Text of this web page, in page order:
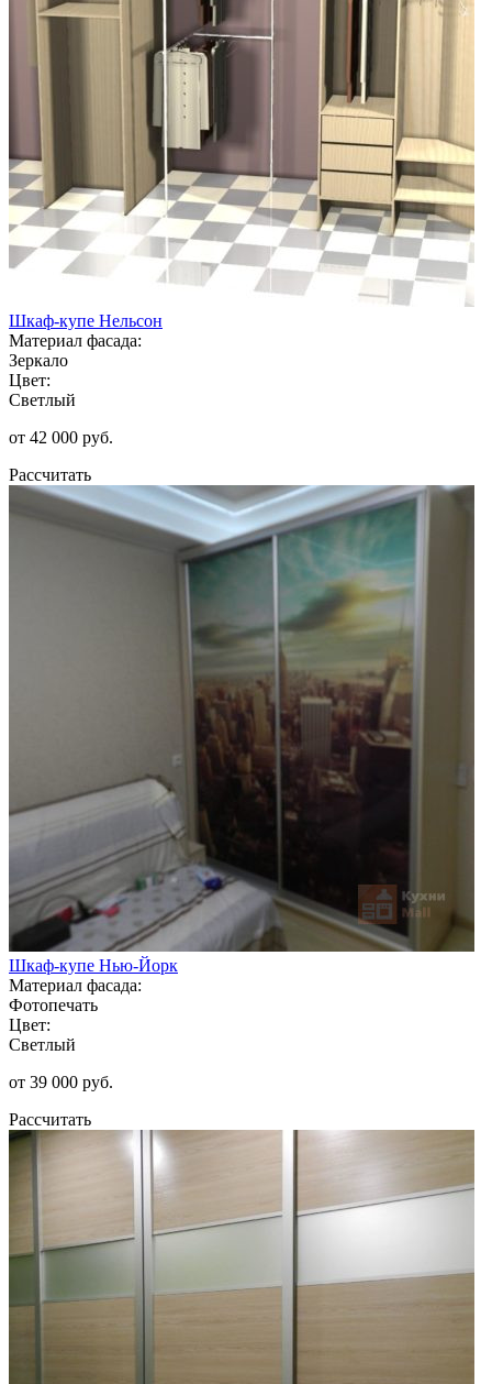
Шкаф-купе Нельсон
Материал фасада:
Зеркало
Цвет:
Светлый
от 42 000 руб.
Рассчитать
Шкаф-купе Нью-Йорк
Материал фасада:
Фотопечать
Цвет:
Светлый
от 39 000 руб.
Рассчитать